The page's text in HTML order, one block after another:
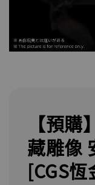
【預
藏雕像
[CGS